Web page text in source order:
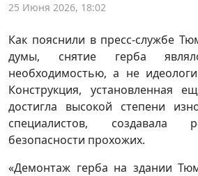
25 Июня 2026, 18:02
Как пояснили в пресс-службе
думы, снятие герба
необходимостью, а не
Конструкция, установленная
достигла высокой степени
специалистов, создавала
безопасности прохожих.
«Демонтаж герба на здании